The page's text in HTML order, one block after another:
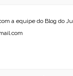
a equipe do Blog do